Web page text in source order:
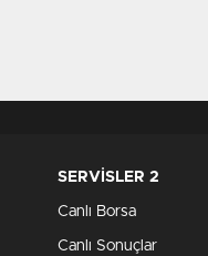
SERVİSLER 2
Canlı Borsa
Canlı Sonuçlar